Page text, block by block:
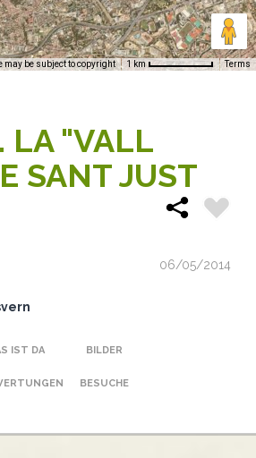
may be subject to copyright 1 km Terms
LA "VALL
SANT JUST
06/05/2014
IST DA BILDER
BESUCHE